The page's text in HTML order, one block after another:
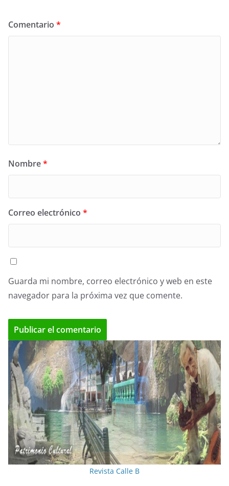
Comentario *
Nombre*
Correo electrónico *
Guarda mi nombre, correo electrónico y web en este
navegador para la próxima vez que comente.
Revista Calle B